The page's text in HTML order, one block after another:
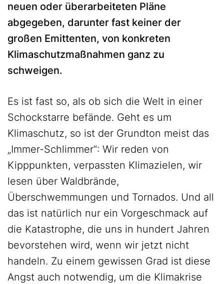
neuen oder überarbeiteten Pläne
abgegeben, darunter fast keiner der
großen Emittenten, von konkreten
Klimaschutzmaßnahmen ganz zu
schweigen.
Es ist fast so, als ob sich die Welt in einer
Schockstarre befände. Geht es um
Klimaschutz, so ist der Grundton meist das
„Immer-Schlimmer“: Wir reden von
Kipppunkten, verpassten Klimazielen, wir
lesen über Waldbrände,
Überschwemmungen und Tornados. Und all
das ist natürlich nur ein Vorgeschmack auf
die Katastrophe, die uns in hundert Jahren
bevorstehen wird, wenn wir jetzt nicht
handeln. Zu einem gewissen Grad ist diese
Angst auch notwendig, um die Klimakrise